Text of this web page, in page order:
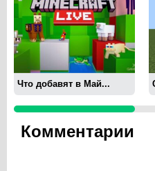
Что добавят в Май...
Комментарии